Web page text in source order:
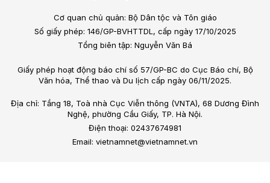
Cơ quan chủ quản: Bộ Dân tộc và Tôn giáo
Số giấy phép: 146/GP-BVHTTDL, cấp ngày 17/10/2025
Tổng biên tập: Nguyễn Văn Bá
Giấy phép hoạt động báo chí số 57/GP-BC do Cục Báo chí, Bộ
Văn hóa, Thể thao và Du lịch cấp ngày 06/11/2025.
Địa chỉ: Tầng 18, Toà nhà Cục Viễn thông (VNTA), 68 Dương Đình
Nghệ, phường Cầu Giấy, TP. Hà Nội.
Điện thoại: 02437674981
Email: vietnamnet@vietnamnet.vn